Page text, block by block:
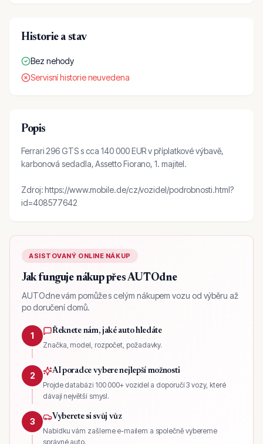
Historie a stav
Bez nehody
Servisní historie neuvedena
Popis
Ferrari 296 GTS s cca 140 000 EUR v příplatkové výbavě,
karbonová sedadla, Assetto Fiorano, 1. majitel.
Zdroj: https://www.mobile.de/cz/vozidel/podrobnosti.html?
id=408577642
ASISTOVANÝ ONLINE NÁKUP
Jak funguje nákup přes AUTOdne
AUTOdne vám pomůže s celým nákupem vozu od výběru až
po doručení domů.
1 Řeknete nám, jaké auto hledáte
Značka, model, rozpočet, požadavky.
2 AI poradce vybere nejlepší možnosti
Projde databázi 100 000+ vozidel a doporučí 3 vozy, které
dávají největší smysl.
3 Vyberete si svůj vůz
Nabídku vám zašleme e-mailem a společně vybereme
správné auto.